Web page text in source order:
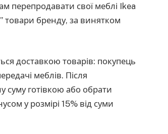
перепродавати свої меблі Ikea
товари бренду, за винятком
доставкою товарів: покупець
меблів. Після
суму готівкою або обрати
у розмірі 15% від суми